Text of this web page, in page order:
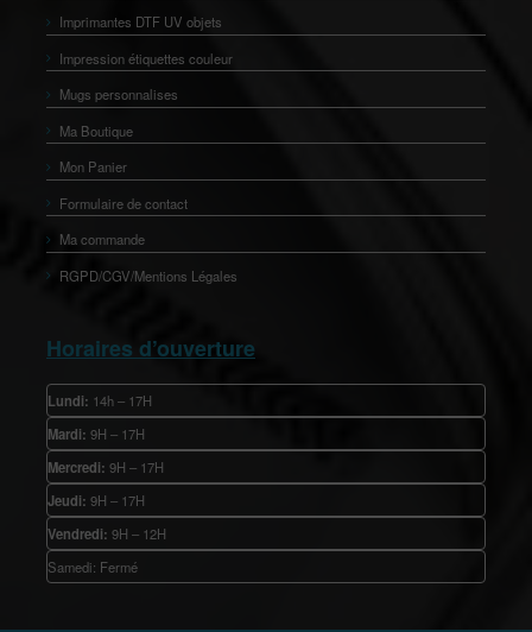
Imprimantes DTF UV objets
Impression étiquettes couleur
Mugs personnalises
Ma Boutique
Mon Panier
Formulaire de contact
Ma commande
RGPD/CGV/Mentions Légales
Horaires d’ouverture
Lundi: 14h – 17H
Mardi: 9H – 17H
Mercredi: 9H – 17H
Jeudi: 9H – 17H
Vendredi: 9H – 12H
Samedi: Fermé